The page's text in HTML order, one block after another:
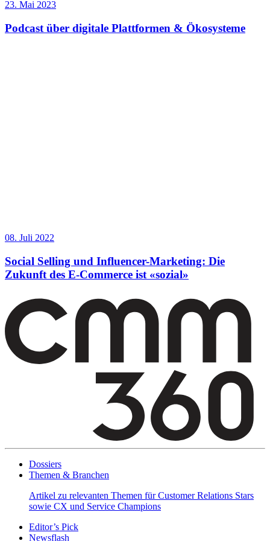
23. Mai 2023
Podcast über digitale Plattformen & Ökosysteme
08. Juli 2022
Social Selling und Influencer-Marketing: Die
Zukunft des E-Commerce ist «sozial»
Dossiers
Themen & Branchen
Artikel zu relevanten Themen für Customer Relations Stars
sowie CX und Service Champions
Editor’s Pick
Newsflash